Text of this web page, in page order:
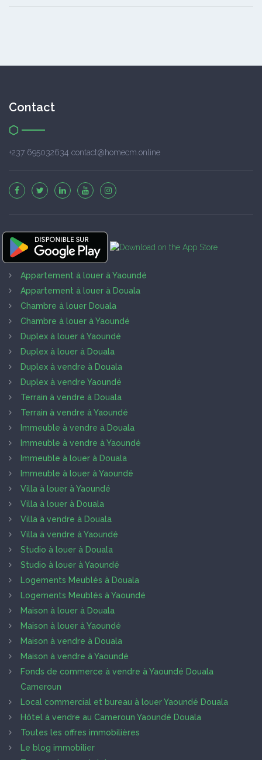
Contact
+237 695032634 contact@homecm.online
Appartement à louer à Yaoundé
Appartement à louer à Douala
Chambre à louer Douala
Chambre à louer à Yaoundé
Duplex à louer à Yaoundé
Duplex à louer à Douala
Duplex à vendre à Douala
Duplex à vendre Yaoundé
Terrain à vendre à Douala
Terrain à vendre à Yaoundé
Immeuble à vendre à Douala
Immeuble à vendre à Yaoundé
Immeuble à louer à Douala
Immeuble à louer à Yaoundé
Villa à louer à Yaoundé
Villa à louer à Douala
Villa à vendre à Douala
Villa à vendre à Yaoundé
Studio à louer à Douala
Studio à louer à Yaoundé
Logements Meublés à Douala
Logements Meublés à Yaoundé
Maison à louer à Douala
Maison à louer à Yaoundé
Maison à vendre à Douala
Maison à vendre à Yaoundé
Fonds de commerce à vendre à Yaoundé Douala
Cameroun
Local commercial et bureau à louer Yaoundé Douala
Hôtel à vendre au Cameroun Yaoundé Douala
Toutes les offres immobilières
Le blog immobilier